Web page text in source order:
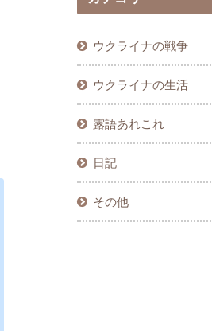
ウクライナの戦争
ウクライナの生活
露語あれこれ
日記
その他